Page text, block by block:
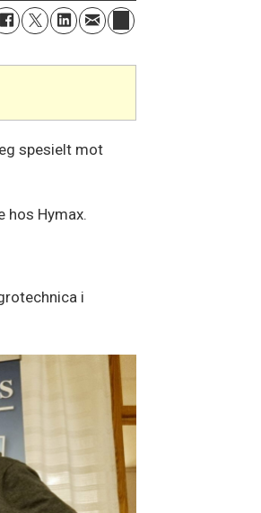
spesielt mot
hos Hymax.
i